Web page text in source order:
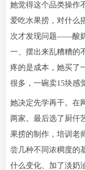
她觉得这个品类操作
爱吃水果捞，对什么
次才发现问题——酸
一、摆出来乱糟糟的
疼的是成本，她买了
很多，一碗卖15块感
她决定先学再干。在
两家。最后选了厨
果捞的制作，培训老
尝几种不同浓稠度
什么变化、加了淡奶